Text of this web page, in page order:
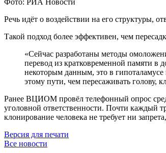
Речь идёт о воздействии на его структуры,
Такой подход более эффективен, чем
«Сейчас разработаны методы
перевод из кратковременной памяти в
некоторым данным, это в
этому пути, чем пересаживать голову,
Ранее ВЦИОМ провёл телефонный опрос
уголовной ответственности. Почти каждый
клонирование человека не требует ни
Версия для печати
Все новости